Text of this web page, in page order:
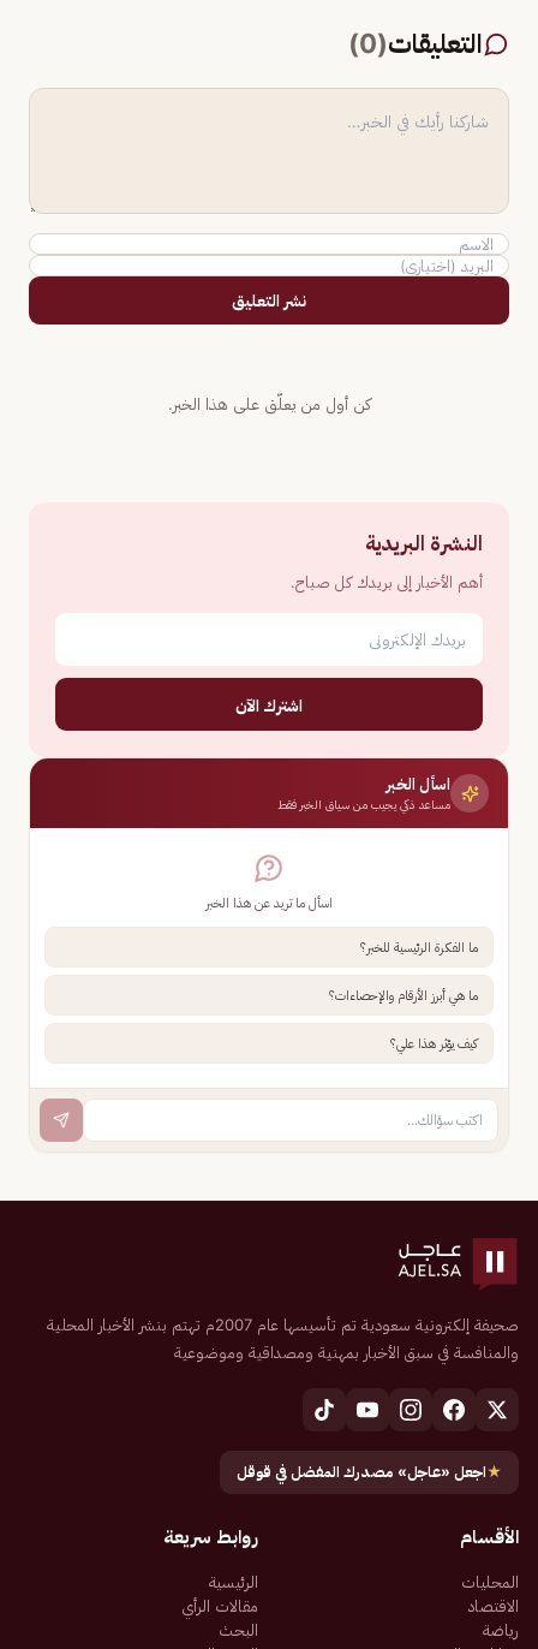
التعليقات(
0
)
نشر التعليق
كن أول من يعلّق على هذا الخبر.
النشرة البريدية
أهم الأخبار إلى بريدك كل صباح.
اشترك الآن
اسأل الخبر
مساعد ذكي يجيب من سياق الخبر فقط
اسأل ما تريد عن هذا الخبر
ما الفكرة الرئيسية للخبر؟
ما هي أبرز الأرقام والإحصاءات؟
كيف يؤثر هذا علي؟
صحيفة إلكترونية سعودية تم تأسيسها عام 2007م تهتم بنشر الأخبار المحلية
والمنافسة في سبق الأخبار بمهنية ومصداقية وموضوعية
★اجعل «عاجل» مصدرك المفضل في قوقل
الأقسام
المحليات
الاقتصاد
رياضة
روابط سريعة
الرئيسية
مقالات الرأي
البحث